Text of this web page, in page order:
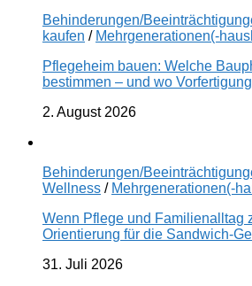
Behinderungen/
kaufen / Mehrgenerationen(-
Pflegeheim bauen: Welche
bestimmen – und wo
2. August 2026
Behinderungen/
Wellness / Mehrgenerationen(-
Wenn Pflege und Familienalltag
Orientierung für die Sandwich-
31. Juli 2026